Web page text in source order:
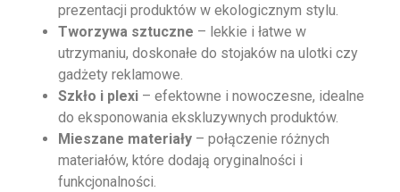
prezentacji produktów w ekologicznym stylu.
Tworzywa sztuczne – lekkie i łatwe w
utrzymaniu, doskonałe do stojaków na ulotki czy
gadżety reklamowe.
Szkło i plexi – efektowne i nowoczesne, idealne
do eksponowania ekskluzywnych produktów.
Mieszane materiały – połączenie różnych
materiałów, które dodają oryginalności i
funkcjonalności.